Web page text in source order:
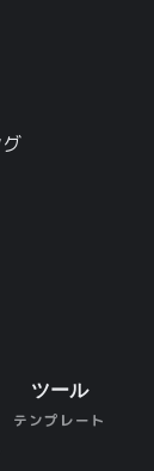
ツール
テンプレート